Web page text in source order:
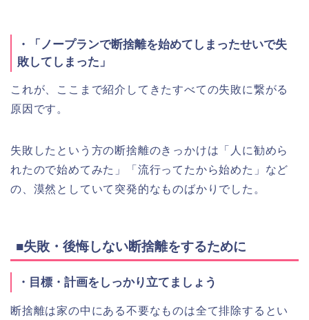
・「ノープランで断捨離を始めてしまったせいで失
敗してしまった」
これが、ここまで紹介してきたすべての失敗に繋がる
原因です。
失敗したという方の断捨離のきっかけは「人に勧めら
れたので始めてみた」「流行ってたから始めた」など
の、漠然としていて突発的なものばかりでした。
■失敗・後悔しない断捨離をするために
・目標・計画をしっかり立てましょう
断捨離は家の中にある不要なものは全て排除するとい